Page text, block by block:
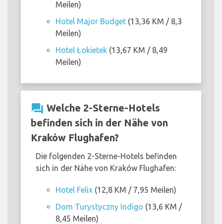
Meilen)
Hotel Major Budget (13,36 KM / 8,3
Meilen)
Hotel Łokietek (13,67 KM / 8,49
Meilen)
question_answer Welche 2-Sterne-Hotels
befinden sich in der Nähe von
Kraków Flughafen?
Die folgenden 2-Sterne-Hotels befinden
sich in der Nähe von Kraków Flughafen:
Hotel Felix (12,8 KM / 7,95 Meilen)
Dom Turystyczny Indigo (13,6 KM /
8,45 Meilen)